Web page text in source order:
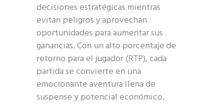
decisiones estratégicas mientras
evitan peligros y aprovechan
oportunidades para aumentar sus
ganancias. Con un alto porcentaje de
retorno para el jugador (RTP), cada
partida se convierte en una
emocionante aventura llena de
suspense y potencial económico.